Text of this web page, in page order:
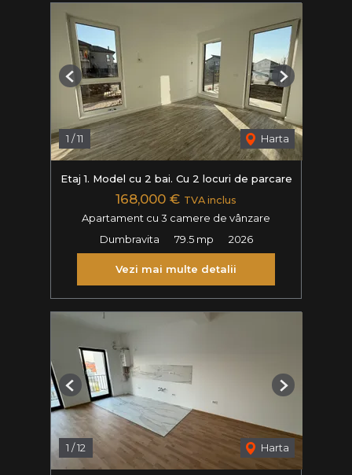
1 /11 Harta
Previous Next
Etaj 1. Model cu 2 bai. Cu 2 locuri de parcare
168,000 € TVA inclus
Apartament cu 3 camere de vânzare
Dumbravita
79.5 mp 2026
Vezi mai multe detalii
1 /12 Harta
Previous Next